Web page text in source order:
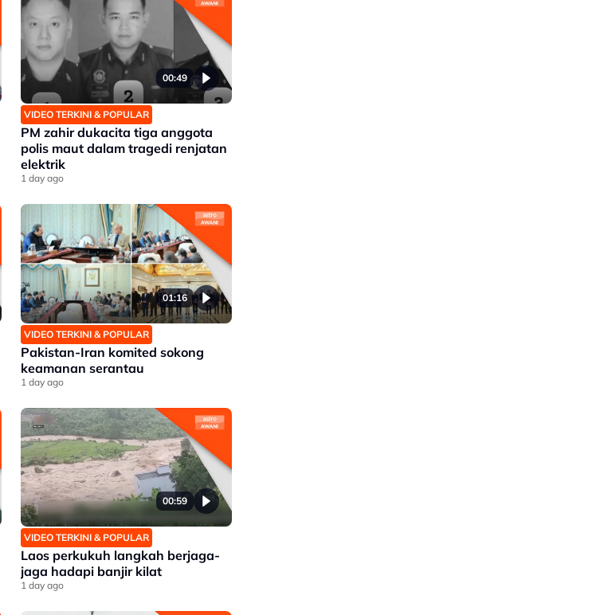
00:49
VIDEO TERKINI & POPULAR
PM zahir dukacita tiga anggota
polis maut dalam tragedi renjatan
elektrik
1 day ago
01:16
VIDEO TERKINI & POPULAR
Pakistan-Iran komited sokong
keamanan serantau
1 day ago
00:59
VIDEO TERKINI & POPULAR
Laos perkukuh langkah berjaga-
jaga hadapi banjir kilat
1 day ago